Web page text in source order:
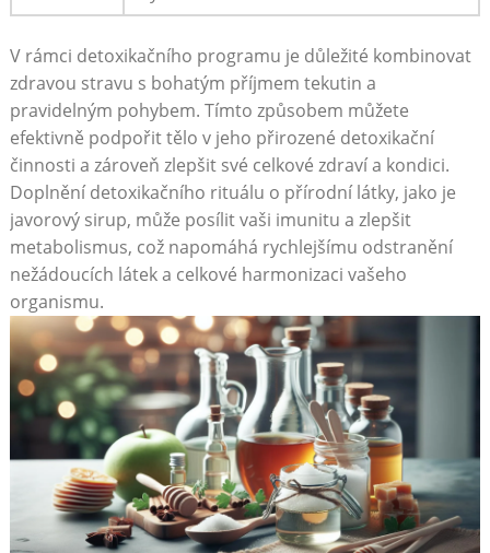
V ‍rámci detoxikačního ‍programu je⁢ důležité ‌kombinovat⁣
zdravou stravu s‍ bohatým příjmem‌ tekutin a
pravidelným pohybem.‍ Tímto ‌způsobem ​můžete ​
efektivně podpořit tělo v jeho přirozené⁣ detoxikační
činnosti a⁤ zároveň zlepšit ‍své celkové ​zdraví a kondici.
⁣Doplnění detoxikačního⁤ rituálu o⁢ přírodní látky, jako je
javorový sirup, může‌ posílit ⁢vaši ⁣imunitu ⁢a zlepšit
metabolismus,⁣ což napomáhá rychlejšímu‌ odstranění
nežádoucích látek a celkové ⁢harmonizaci vašeho
organismu.